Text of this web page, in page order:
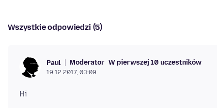
Wszystkie odpowiedzi (5)
Paul Moderator W pierwszej 10 uczestników
19.12.2017, 03:09